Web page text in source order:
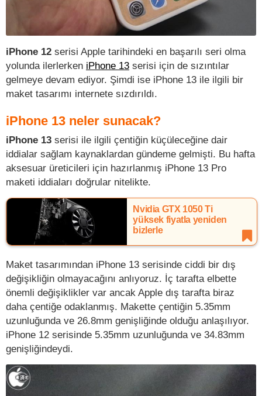
iPhone 12 serisi Apple tarihindeki en başarılı seri olma
yolunda ilerlerken iPhone 13 serisi için de sızıntılar
gelmeye devam ediyor. Şimdi ise iPhone 13 ile ilgili bir
maket tasarımı internete sızdırıldı.
iPhone 13 neler sunacak?
iPhone 13 serisi ile ilgili çentiğin küçüleceğine dair
iddialar sağlam kaynaklardan gündeme gelmişti. Bu hafta
aksesuar üreticileri için hazırlanmış iPhone 13 Pro
maketi iddiaları doğrular nitelikte.
Nvidia GTX 1050 Ti
yüksek fiyatla yeniden
bizlerle
Maket tasarımından iPhone 13 serisinde ciddi bir dış
değişikliğin olmayacağını anlıyoruz. İç tarafta elbette
önemli değişiklikler var ancak Apple dış tarafta biraz
daha çentiğe odaklanmış. Makette çentiğin 5.35mm
uzunluğunda ve 26.8mm genişliğinde olduğu anlaşılıyor.
iPhone 12 serisinde 5.35mm uzunluğunda ve 34.83mm
genişliğindeydi.